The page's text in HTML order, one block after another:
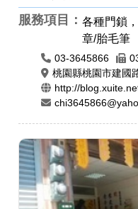
服務項目：各種門鎖
章/胎毛筆
03-3645866
桃園縣桃園市建國
http://